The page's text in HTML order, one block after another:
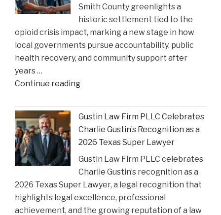
Justices
Deliberate
on
Reviewing
State
Rulings"
Smith County greenlights a
historic settlement tied to the
opioid crisis impact, marking a new stage in how
local governments pursue accountability, public
health recovery, and community support after
years …
Continue reading"Smith
Greenlights
Historic
Settlement
to
Address
Opioid
Crisis
Impact"
Gustin Law Firm PLLC Celebrates
Charlie Gustin’s Recognition as a
2026 Texas Super Lawyer
Gustin Law Firm PLLC celebrates
Charlie Gustin’s recognition as a
2026 Texas Super Lawyer, a legal recognition that
highlights legal excellence, professional
achievement, and the growing reputation of a law